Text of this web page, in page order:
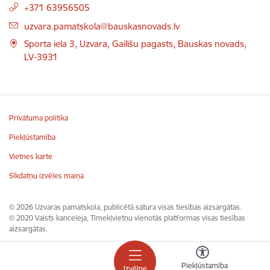
Piekļūstamība
+371 63956505
uzvara.pamatskola@bauskasnovads.lv
Sporta iela 3, Uzvara, Gailīšu pagasts, Bauskas novads,
LV-3931
© 2026 Uzvaras pamatskola, publicētā satura visas tiesības aizsargātas.
© 2020 Valsts kanceleja, Tīmekļvietņu vienotās platformas visas tiesības
aizsargātas.
Privātuma politika
Piekļūstamība
Vietnes karte
Sīkdatņu izvēles maiņa